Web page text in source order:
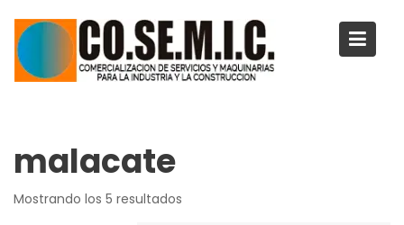
contenido
malacate
Mostrando los 5 resultados